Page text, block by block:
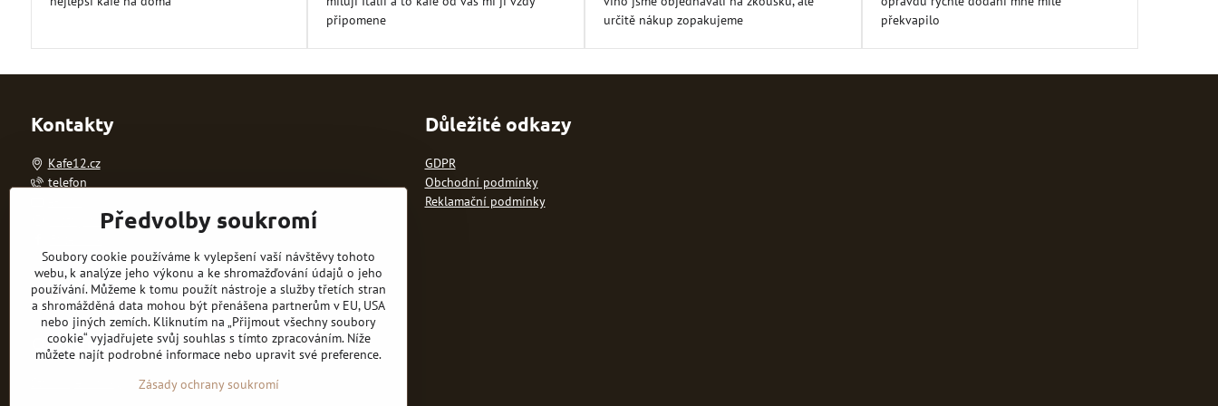
5
připomene
5
určitě nákup zopakujeme
5
překvapilo
Kontakty
Kafe12.cz
telefon
© kafe12.cz
Objednávky
Důležité odkazy
GDPR
Obchodní podmínky
Reklamační podmínky
Předvolby soukromí
Soubory cookie používáme k vylepšení vaší návštěvy tohoto
webu, k analýze jeho výkonu a ke shromažďování údajů o jeho
používání. Můžeme k tomu použít nástroje a služby třetích stran
a shromážděná data mohou být přenášena partnerům v EU, USA
nebo jiných zemích. Kliknutím na „Přijmout všechny soubory
cookie“ vyjadřujete svůj souhlas s tímto zpracováním. Níže
můžete najít podrobné informace nebo upravit své preference.
Zásady ochrany soukromí